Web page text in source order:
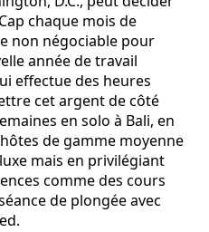
chaque mois de
non négociable pour
année de travail
effectue des heures
cet argent de côté
en solo à Bali, en
de gamme moyenne
mais en privilégiant
comme des cours
de plongée avec